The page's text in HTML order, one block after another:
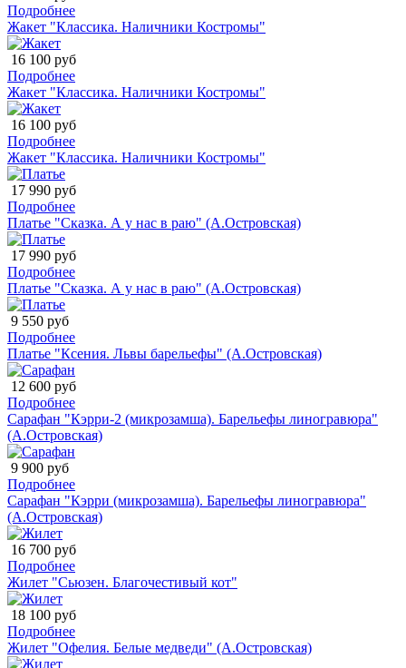
Подробнее
Жакет "Классика. Наличники Костромы"
16 100 руб
Подробнее
Жакет "Классика. Наличники Костромы"
16 100 руб
Подробнее
Жакет "Классика. Наличники Костромы"
17 990 руб
Подробнее
Платье "Сказка. А у нас в раю" (А.Островская)
17 990 руб
Подробнее
Платье "Сказка. А у нас в раю" (А.Островская)
9 550 руб
Подробнее
Платье "Ксения. Львы барельефы" (А.Островская)
12 600 руб
Подробнее
Сарафан "Кэрри-2 (микрозамша). Барельефы линогравюра"
(А.Островская)
9 900 руб
Подробнее
Сарафан "Кэрри (микрозамша). Барельефы линогравюра"
(А.Островская)
16 700 руб
Подробнее
Жилет "Сьюзен. Благочестивый кот"
18 100 руб
Подробнее
Жилет "Офелия. Белые медведи" (А.Островская)